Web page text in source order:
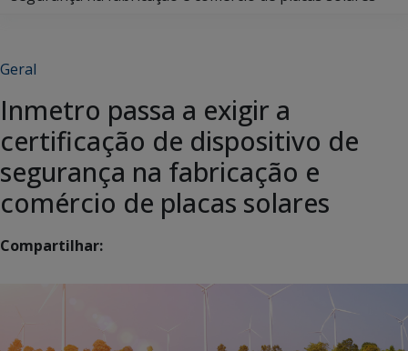
Geral
Inmetro passa a exigir a
certificação de dispositivo de
segurança na fabricação e
comércio de placas solares
Compartilhar: